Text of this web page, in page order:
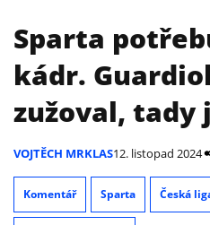
Sparta
kádr.
zužoval, tady
VOJTĚCH MRKLAS12. listopad 2024
Komentář Sparta Česká